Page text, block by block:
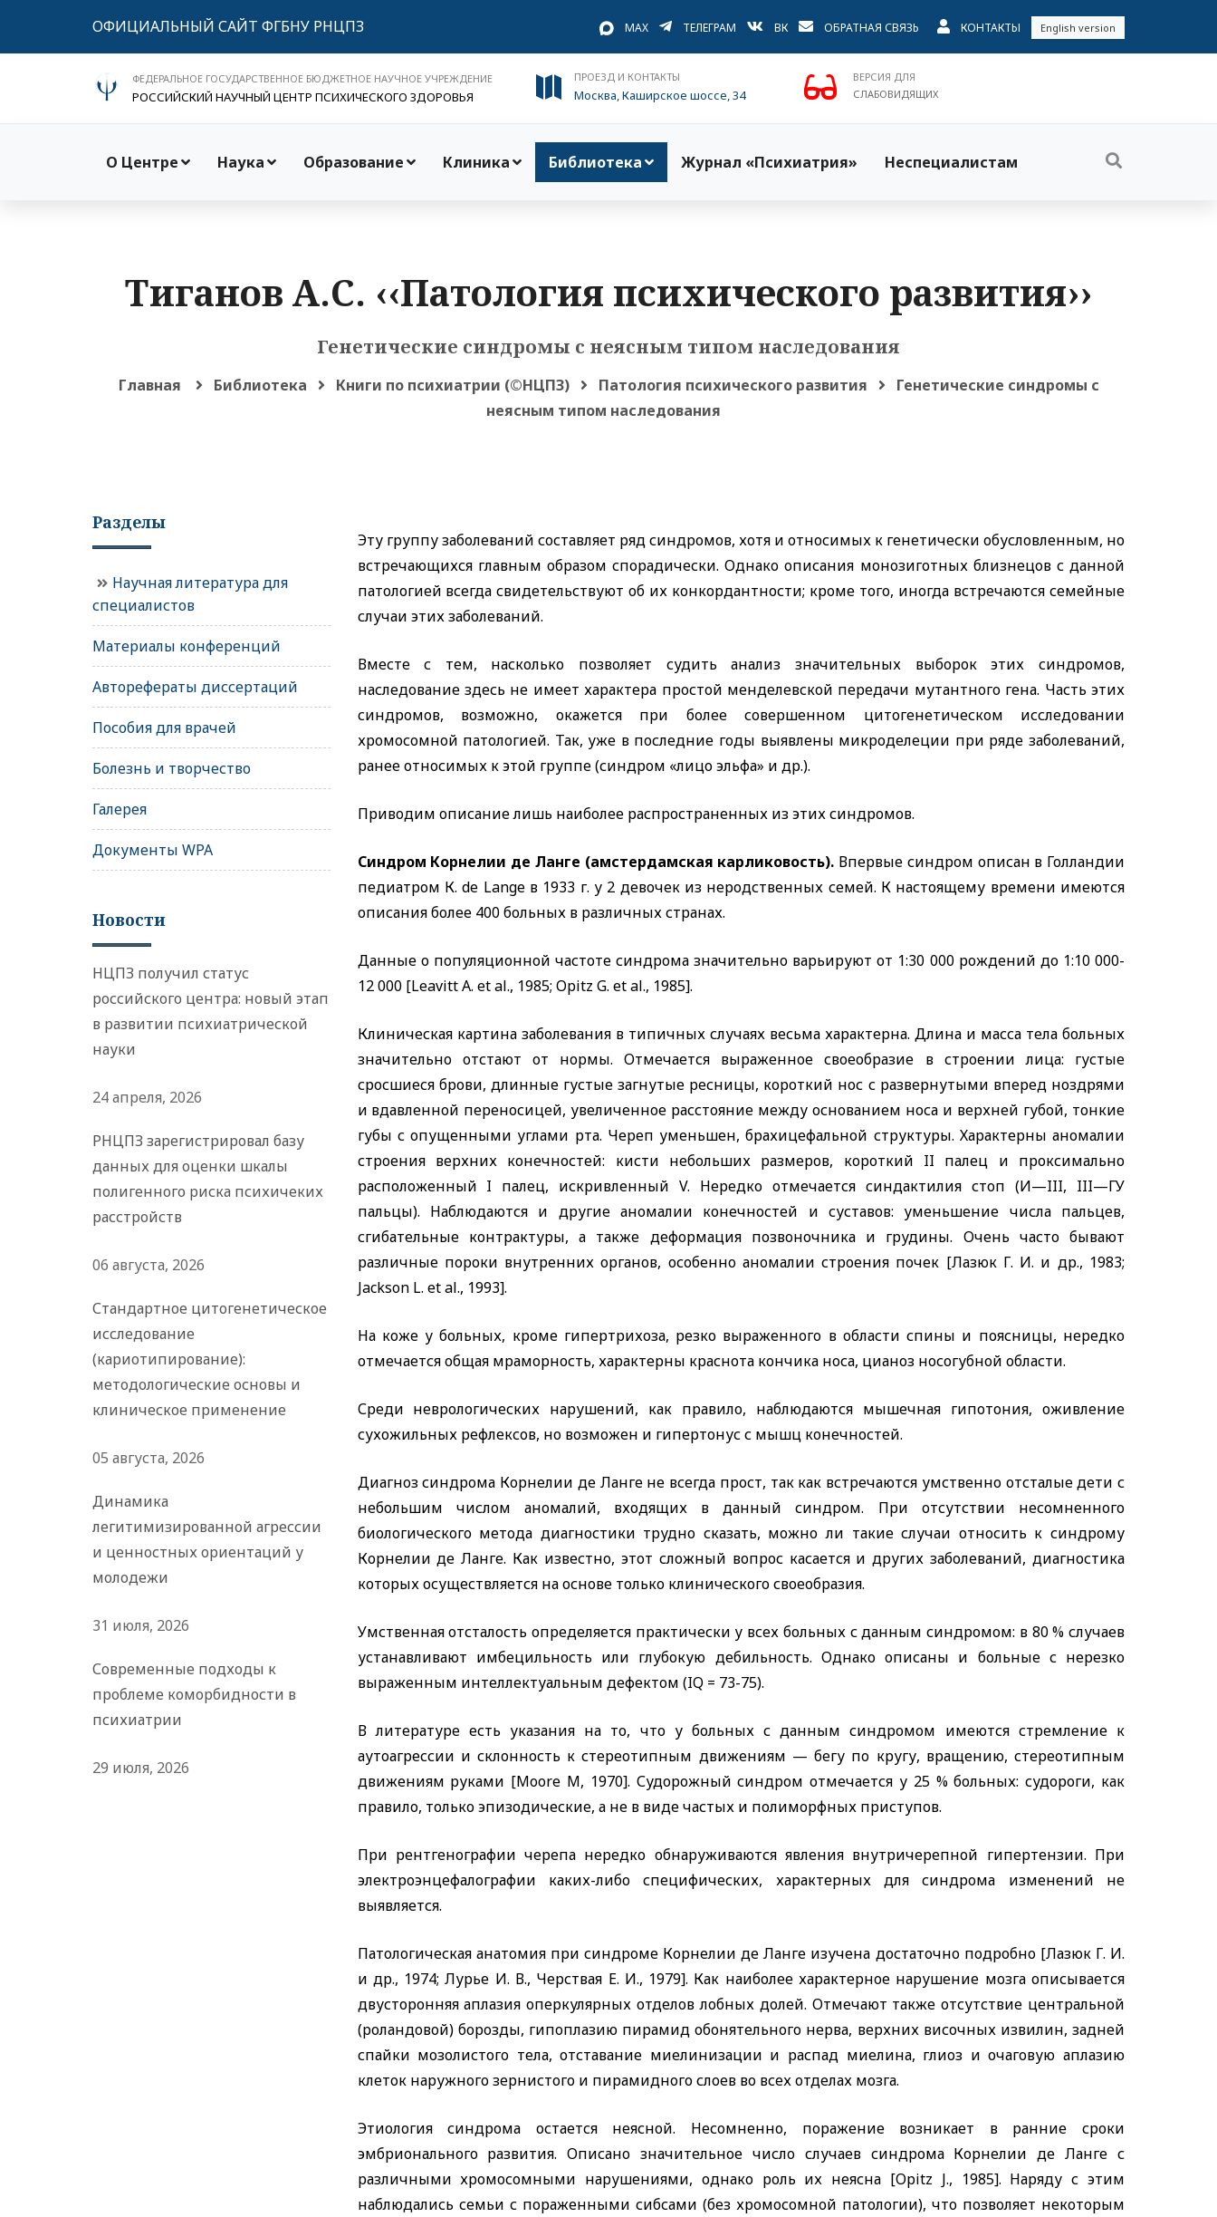
ОФИЦИАЛЬНЫЙ САЙТ ФГБНУ РНЦПЗ MAX ТЕЛЕГРАМ ВК ОБРАТНАЯ СВЯЗЬ КОНТАКТЫ English version
ФЕДЕРАЛЬНОЕ ГОСУДАРСТВЕННОЕ БЮДЖЕТНОЕ НАУЧНОЕ УЧРЕЖДЕНИЕ
РОССИЙСКИЙ НАУЧНЫЙ ЦЕНТР ПСИХИЧЕСКОГО ЗДОРОВЬЯ
ПРОЕЗД И КОНТАКТЫ
Москва, Каширское шоссе, 34
ВЕРСИЯ ДЛЯ
СЛАБОВИДЯЩИХ
О Центре Наука Образование Клиника Библиотека Журнал «Психиатрия» Неспециалистам
Тиганов А.С. ‹‹Патология психического развития››
Генетические синдромы с неясным типом наследования
Главная Библиотека Книги по психиатрии (©НЦПЗ) Патология психического развития
Генетические синдромы с
неясным типом наследования
Эту группу заболеваний составляет ряд синдромов, хотя и относимых к генетически обусловленным, но
встречающихся главным образом спорадически. Однако описания монозиготных близнецов с данной
патологией всегда свидетельствуют об их конкордантности; кроме того, иногда встречаются семейные
случаи этих заболеваний.
Вместе с тем, насколько позволяет судить анализ значительных выборок этих синдромов,
наследование здесь не имеет характера простой менделевской передачи мутантного гена. Часть этих
синдромов, возможно, окажется при более совершенном цитогенетическом исследовании
хромосомной патологией. Так, уже в последние годы выявлены микроделеции при ряде заболеваний,
ранее относимых к этой группе (синдром «лицо эльфа» и др.).
Приводим описание лишь наиболее распространенных из этих синдромов.
Синдром Корнелии де Ланге (амстердамская карликовость). Впервые синдром описан в Голландии
педиатром К.de Lange в 1933 г. у 2 девочек из неродственных семей. К настоящему времени имеются
описания более 400 больных в различных странах.
Данные о популяционной частоте синдрома значительно варьируют от 1:30 000 рождений до 1:10 000-
12 000 [Leavitt A. et al., 1985; Opitz G. et al., 1985].
Клиническая картина заболевания в типичных случаях весьма характерна. Длина и масса тела больных
значительно отстают от нормы. Отмечается выраженное своеобразие в строении лица: густые
сросшиеся брови, длинные густые загнутые ресницы, короткий нос с развернутыми вперед ноздрями
и вдавленной переносицей, увеличенное расстояние между основанием носа и верхней губой, тонкие
губы с опущенными углами рта. Череп уменьшен, брахицефальной структуры. Характерны аномалии
строения верхних конечностей: кисти небольших размеров, короткий II палец и проксимально
расположенный I палец, искривленныйV. Нередко отмечается синдактилия стоп (И—III, III—ГУ
пальцы). Наблюдаются и другие аномалии конечностей и суставов: уменьшение числа пальцев,
сгибательные контрактуры, а также деформация позвоночника и грудины. Очень часто бывают
различные пороки внутренних органов, особенно аномалии строения почек [Лазюк Г. И. и др., 1983;
Jackson L. et al., 1993].
На коже у больных, кроме гипертрихоза, резко выраженного в области спины и поясницы, нередко
отмечается общая мраморность, характерны краснота кончика носа, цианоз носогубной области.
Среди неврологических нарушений, как правило, наблюдаются мышечная гипотония, оживление
сухожильных рефлексов, но возможен и гипертонус с мышц конечностей.
Диагноз синдрома Корнелии де Ланге не всегда прост, так как встречаются умственно отсталые дети с
небольшим числом аномалий, входящих в данный синдром. При отсутствии несомненного
биологического метода диагностики трудно сказать, можно ли такие случаи относить к синдрому
Корнелии де Ланге. Как известно, этот сложный вопрос касается и других заболеваний, диагностика
которых осуществляется на основе только клинического своеобразия.
Умственная отсталость определяется практически у всех больных с данным синдромом: в 80 % случаев
устанавливают имбецильность или глубокую дебильность. Однако описаны и больные с нерезко
выраженным интеллектуальным дефектом (IQ = 73-75).
В литературе есть указания на то, что у больных с данным синдромом имеются стремление к
аутоагрессии и склонность к стереотипным движениям — бегу по кругу, вращению, стереотипным
движениям руками [Moore M, 1970]. Судорожный синдром отмечается у 25 % больных: судороги, как
правило, только эпизодические, а не в виде частых и полиморфных приступов.
При рентгенографии черепа нередко обнаруживаются явления внутричерепной гипертензии. При
электроэнцефалографии каких-либо специфических, характерных для синдрома изменений не
выявляется.
Патологическая анатомия при синдроме Корнелии де Ланге изучена достаточно подробно [Лазюк Г. И.
и др., 1974; Лурье И. В., Черствая Е. И., 1979]. Как наиболее характерное нарушение мозга описывается
двусторонняя аплазия оперкулярных отделов лобных долей. Отмечают также отсутствие центральной
(роландовой) борозды, гипоплазию пирамид обонятельного нерва, верхних височных извилин, задней
спайки мозолистого тела, отставание миелинизации и распад миелина, глиоз и очаговую аплазию
клеток наружного зернистого и пирамидного слоев во всех отделах мозга.
Этиология синдрома остается неясной. Несомненно, поражение возникает в ранние сроки
эмбрионального развития. Описано значительное число случаев синдрома Корнелии де Ланге с
различными хромосомными нарушениями, однако роль их неясна [Opitz J., 1985]. Наряду с этим
наблюдались семьи с пораженными сибсами (без хромосомной патологии), что позволяет некоторым
Разделы
Научная литература для
специалистов
Материалы конференций
Авторефераты диссертаций
Пособия для врачей
Болезнь и творчество
Галерея
Документы WPA
Новости
НЦПЗ получил статус
российского центра: новый этап
в развитии психиатрической
науки
24 апреля, 2026
РНЦПЗ зарегистрировал базу
данных для оценки шкалы
полигенного риска психичеких
расстройств
06 августа, 2026
Стандартное цитогенетическое
исследование
(кариотипирование):
методологические основы и
клиническое применение
05 августа, 2026
Динамика
легитимизированной агрессии
и ценностных ориентаций у
молодежи
31 июля, 2026
Современные подходы к
проблеме коморбидности в
психиатрии
29 июля, 2026